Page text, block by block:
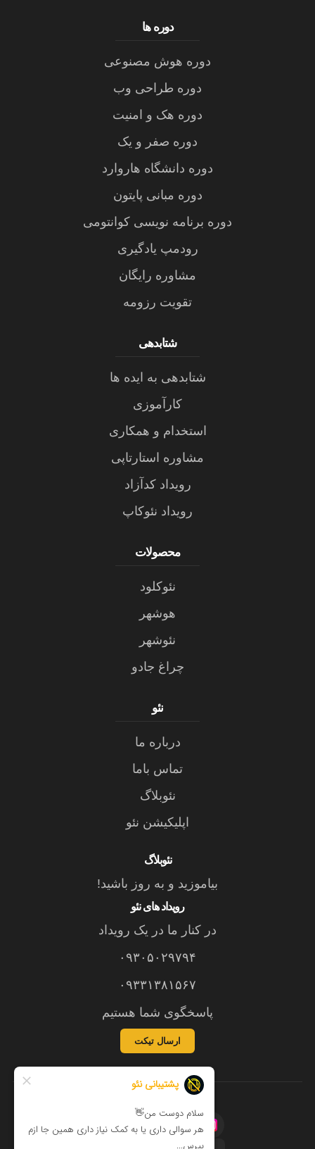
دوره ها
دوره هوش مصنوعی
دوره طراحی وب
دوره هک و امنیت
دوره صفر و یک
دوره دانشگاه هاروارد
دوره مبانی پایتون
دوره برنامه نویسی کوانتومی
رودمپ یادگیری
مشاوره رایگان
تقویت رزومه
شتابدهی
شتابدهی به ایده ها
کارآموزی
استخدام و همکاری
مشاوره استارتاپی
رویداد کدآزاد
رویداد نئوکاپ
محصولات
نئوکلود
هوشهر
نئوشهر
چراغ جادو
نئو
درباره ما
تماس باما
نئوبلاگ
اپلیکیشن نئو
نئوبلاگ
بیاموزید و به روز باشید!
رویداد های نئو
در کنار ما در یک رویداد
۰۹۳۰۵۰۲۹۷۹۴
۰۹۳۳۱۳۸۱۵۶۷
پاسخگوی شما هستیم
ارسال تیکت